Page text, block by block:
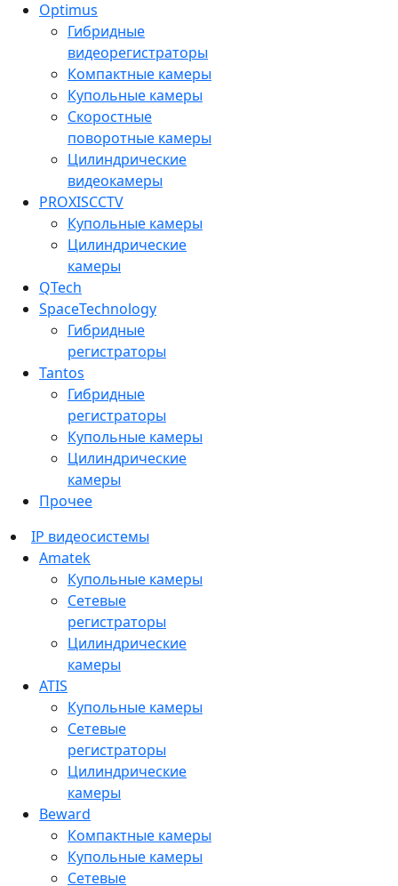
Optimus
Гибридные
видеорегистраторы
Компактные камеры
Купольные камеры
Скоростные
поворотные камеры
Цилиндрические
видеокамеры
PROXISCCTV
Купольные камеры
Цилиндрические
камеры
QTech
SpaceTechnology
Гибридные
регистраторы
Tantos
Гибридные
регистраторы
Купольные камеры
Цилиндрические
камеры
Прочее
IP видеосистемы
Amatek
Купольные камеры
Сетевые
регистраторы
Цилиндрические
камеры
ATIS
Купольные камеры
Сетевые
регистраторы
Цилиндрические
камеры
Beward
Компактные камеры
Купольные камеры
Сетевые